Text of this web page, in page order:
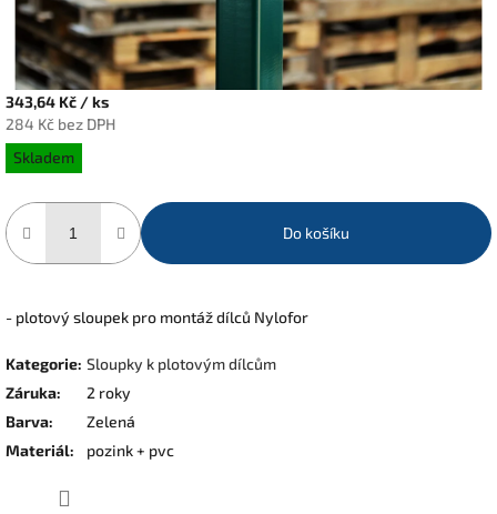
343,64 Kč / ks
284 Kč bez DPH
Měrná
cena:
Skladem
Do košíku
- plotový sloupek pro montáž dílců Nylofor
Kategorie: Sloupky k plotovým dílcům
Záruka:
2 roky
Barva:
Zelená
Materiál: pozink + pvc